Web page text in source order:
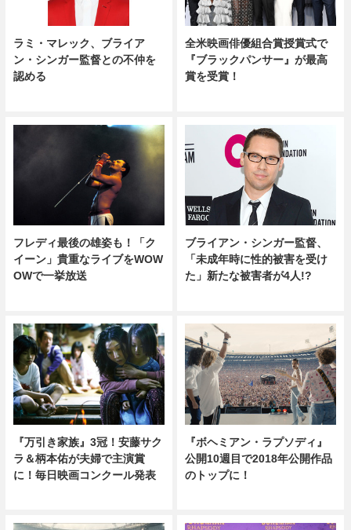
ラミ・マレック、ブライア
ン・シンガー監督との不仲を
認める
全米映画俳優組合賞授賞式で
『ブラックパンサー』が最高
賞を受賞！
フレディ最後の雄姿も！「ク
イーン」貴重なライブをWOW
OWで一挙放送
ブライアン・シンガー監督、
「未成年時に性的被害を受け
た」新たな被害者が4人!?
『万引き家族』3冠！安藤サク
ラ＆柄本佑が夫婦で主演賞
に！毎日映画コンクール発表
『ボヘミアン・ラプソディ』
公開10週目で2018年公開作品
のトップに！